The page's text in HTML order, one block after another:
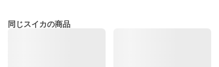
同じスイカの商品